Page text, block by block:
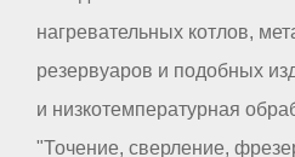
нагревательных котлов,
резервуаров и подобных
и низкотемпературная
"Точение, сверление,